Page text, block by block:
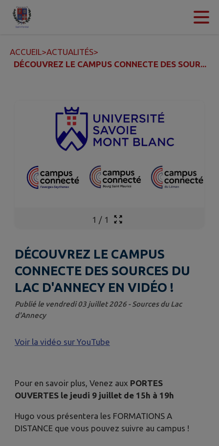
Contenu
ACCUEIL>ACTUALITÉS>
DÉCOUVREZ LE CAMPUS CONNECTE DES SOUR...
1 / 1
DÉCOUVREZ LE CAMPUS
CONNECTE DES SOURCES DU
LAC D'ANNECY EN VIDÉO !
Publié le vendredi 03 juillet 2026 - Sources du Lac
d'Annecy
Voir la vidéo sur YouTube
Pour en savoir plus, Venez aux PORTES
OUVERTES le jeudi 9 juillet de 15h à 19h
Hugo vous présentera les FORMATIONS A
DISTANCE que vous pouvez suivre au campus !